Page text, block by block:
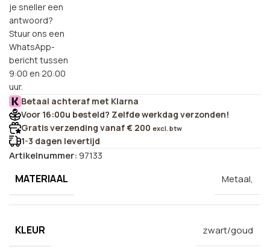
je sneller een
antwoord?
Stuur ons een
WhatsApp-
bericht tussen
9:00 en 20:00
uur.
Betaal achteraf met Klarna
Voor 16:00u besteld? Zelfde werkdag verzonden!
Gratis verzending vanaf € 200 excl. btw
1-3 dagen levertijd
Artikelnummer: 97133
MATERIAAL Metaal,
KLEUR zwart/goud